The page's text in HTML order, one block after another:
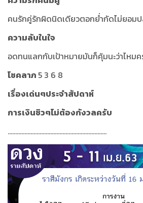
คนรักคู่รักผิดนิดเดียวตอกย่ำกัดไม่ยอม
ความลับในใจ
อดทนแลกกับเป้าหมายมันก็คุ้มนะว่าไหม
โชคลาภ 5 3 6 8
เรื่องเด่นๆประจำสัปดาห์
การเงินชิวๆไม่ต้องกังวลครับ
.................................................................